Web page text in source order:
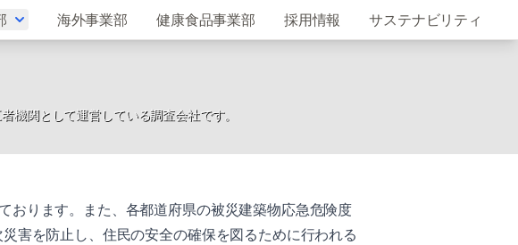
海外事業部 健康食品事業部 採用情報 サステナビリティ
機関として運営している調査会社です。
おります。また、各都道府県の被災建築物応急危険度
害を防止し、住民の安全の確保を図るために行われる